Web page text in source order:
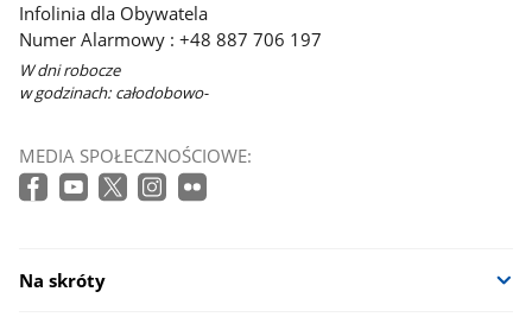
Infolinia dla Obywatela
Numer Alarmowy : +48 887 706 197
W dni robocze
w godzinach: całodobowo-
MEDIA SPOŁECZNOŚCIOWE:
Na skróty